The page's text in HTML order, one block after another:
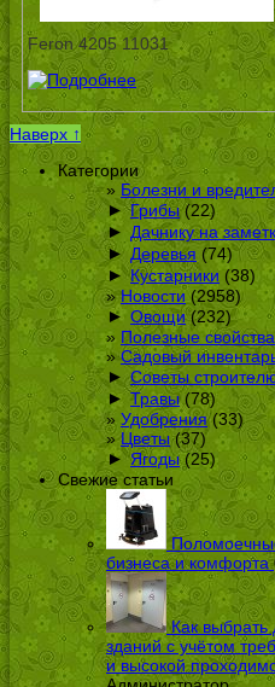
Feron 4205 11031
Наверх ↑
Категории
Болезни и
► Грибы(22)
► Дачнику на
► Деревья (74)
► Кустарники (38)
Новости (2958)
► Овощи(232)
Полезные
Садовый
► Советы
► Травы(78)
Удобрения(33)
Цветы(37)
► Ягоды(25)
Свежие статьи
бизнеса и комфорта
Как
зданий с учётом
и высокой